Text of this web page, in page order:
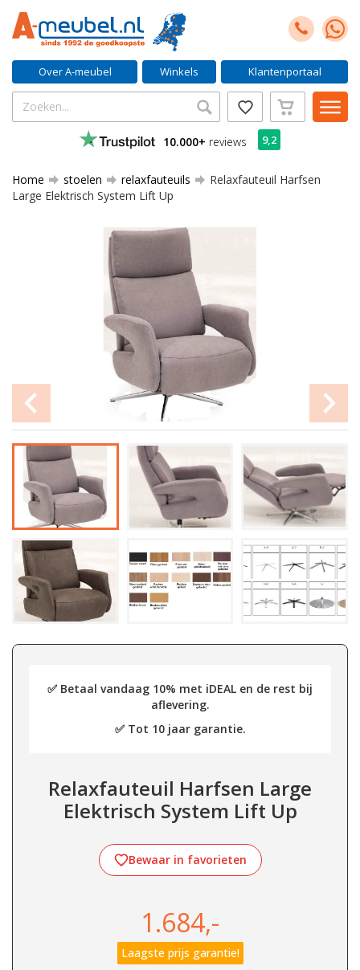
Over A-meubel Winkels Klantenportaal
10.000+ reviews 9,2
Home stoelen relaxfauteuils
Relaxfauteuil Harfsen
Large Elektrisch System Lift Up
✅ Betaal vandaag 10% met iDEAL en de rest bij
aflevering.
✅ Tot 10 jaar garantie.
Relaxfauteuil Harfsen Large
Elektrisch System Lift Up
Bewaar in favorieten
1.684,-
Laagste prijs garantie!